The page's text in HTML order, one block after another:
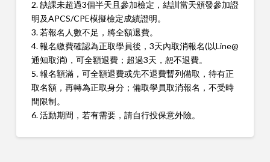
2. 缺課未超過3個半天且參加檢定，結訓當天頒發參加證
明及APCS/CPE模擬檢定成績證明。
3. 若報名人數不足，將全額退費。
4. 報名繳費確認為正取學員後，3天內取消報名(以Line@
通知取消)，可全額退費；超過3天，恕不退費。
5. 報名額滿，可全額退費或先不退費暫列備取，待有正
取名額，再轉為正取身分；備取學員取消報名，不受時
間限制。
6. 活動期間，若有需要，請自行投保意外險。